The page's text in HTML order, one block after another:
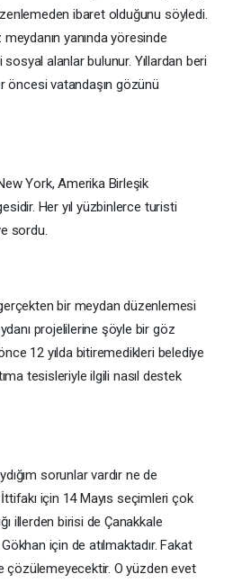
ibaret olduğunu söyledi.
yanında yöresinde
alanlar bulunur. Yıllardan beri
öncesi vatandaşın gözünü
York, Amerika Birleşik
Her yıl yüzbinlerce turisti
sordu.
bir meydan düzenlemesi
projelilerine şöyle bir göz
12 yılda bitiremedikleri belediye
tesisleriyle ilgili nasıl destek
sorunlar vardır ne de
için 14 Mayıs seçimleri çok
illerden birisi de Çanakkale
için de atılmaktadır. Fakat
çözülemeyecektir. O yüzden evet